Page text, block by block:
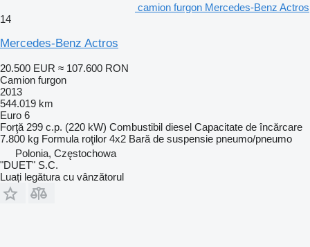
camion furgon Mercedes-Benz Actros
14
Mercedes-Benz Actros
20.500 EUR ≈ 107.600 RON
Camion furgon
2013
544.019 km
Euro 6
Forţă 299 c.p. (220 kW) Combustibil diesel Capacitate de încărcare
7.800 kg Formula roţilor 4x2 Bară de suspensie pneumo/pneumo
Polonia, Częstochowa
"DUET" S.C.
Luați legătura cu vânzătorul